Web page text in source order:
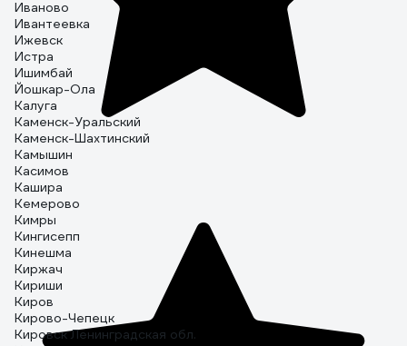
Иваново
Ивантеевка
Ижевск
Истра
Ишимбай
Йошкар-Ола
Калуга
Каменск-Уральский
Каменск-Шахтинский
Камышин
Касимов
Кашира
Кемерово
Кимры
Кингисепп
Кинешма
Киржач
Кириши
Киров
Кирово-Чепецк
Кировск Ленинградская обл.